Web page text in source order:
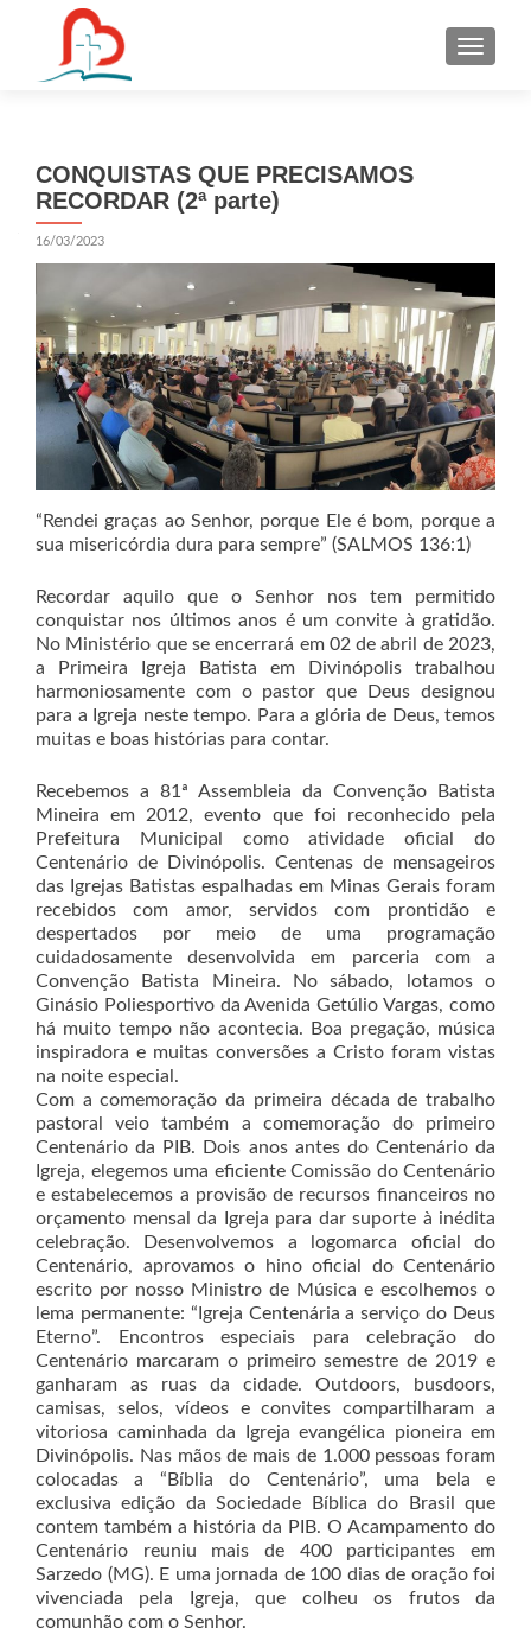
CONQUISTAS QUE PRECISAMOS
RECORDAR (2ª parte)
16/03/2023
“Rendei graças ao Senhor, porque Ele é bom, porque a
sua misericórdia dura para sempre” (SALMOS 136:1)
Recordar aquilo que o Senhor nos tem permitido
conquistar nos últimos anos é um convite à gratidão.
No Ministério que se encerrará em 02 de abril de 2023,
a Primeira Igreja Batista em Divinópolis trabalhou
harmoniosamente com o pastor que Deus designou
para a Igreja neste tempo. Para a glória de Deus, temos
muitas e boas histórias para contar.
Recebemos a 81ª Assembleia da Convenção Batista
Mineira em 2012, evento que foi reconhecido pela
Prefeitura Municipal como atividade oficial do
Centenário de Divinópolis. Centenas de mensageiros
das Igrejas Batistas espalhadas em Minas Gerais foram
recebidos com amor, servidos com prontidão e
despertados por meio de uma programação
cuidadosamente desenvolvida em parceria com a
Convenção Batista Mineira. No sábado, lotamos o
Ginásio Poliesportivo da Avenida Getúlio Vargas, como
há muito tempo não acontecia. Boa pregação, música
inspiradora e muitas conversões a Cristo foram vistas
na noite especial.
Com a comemoração da primeira década de trabalho
pastoral veio também a comemoração do primeiro
Centenário da PIB. Dois anos antes do Centenário da
Igreja, elegemos uma eficiente Comissão do Centenário
e estabelecemos a provisão de recursos financeiros no
orçamento mensal da Igreja para dar suporte à inédita
celebração. Desenvolvemos a logomarca oficial do
Centenário, aprovamos o hino oficial do Centenário
escrito por nosso Ministro de Música e escolhemos o
lema permanente: “Igreja Centenária a serviço do Deus
Eterno”. Encontros especiais para celebração do
Centenário marcaram o primeiro semestre de 2019 e
ganharam as ruas da cidade. Outdoors, busdoors,
camisas, selos, vídeos e convites compartilharam a
vitoriosa caminhada da Igreja evangélica pioneira em
Divinópolis. Nas mãos de mais de 1.000 pessoas foram
colocadas a “Bíblia do Centenário”, uma bela e
exclusiva edição da Sociedade Bíblica do Brasil que
contem também a história da PIB. O Acampamento do
Centenário reuniu mais de 400 participantes em
Sarzedo (MG). E uma jornada de 100 dias de oração foi
vivenciada pela Igreja, que colheu os frutos da
comunhão com o Senhor.